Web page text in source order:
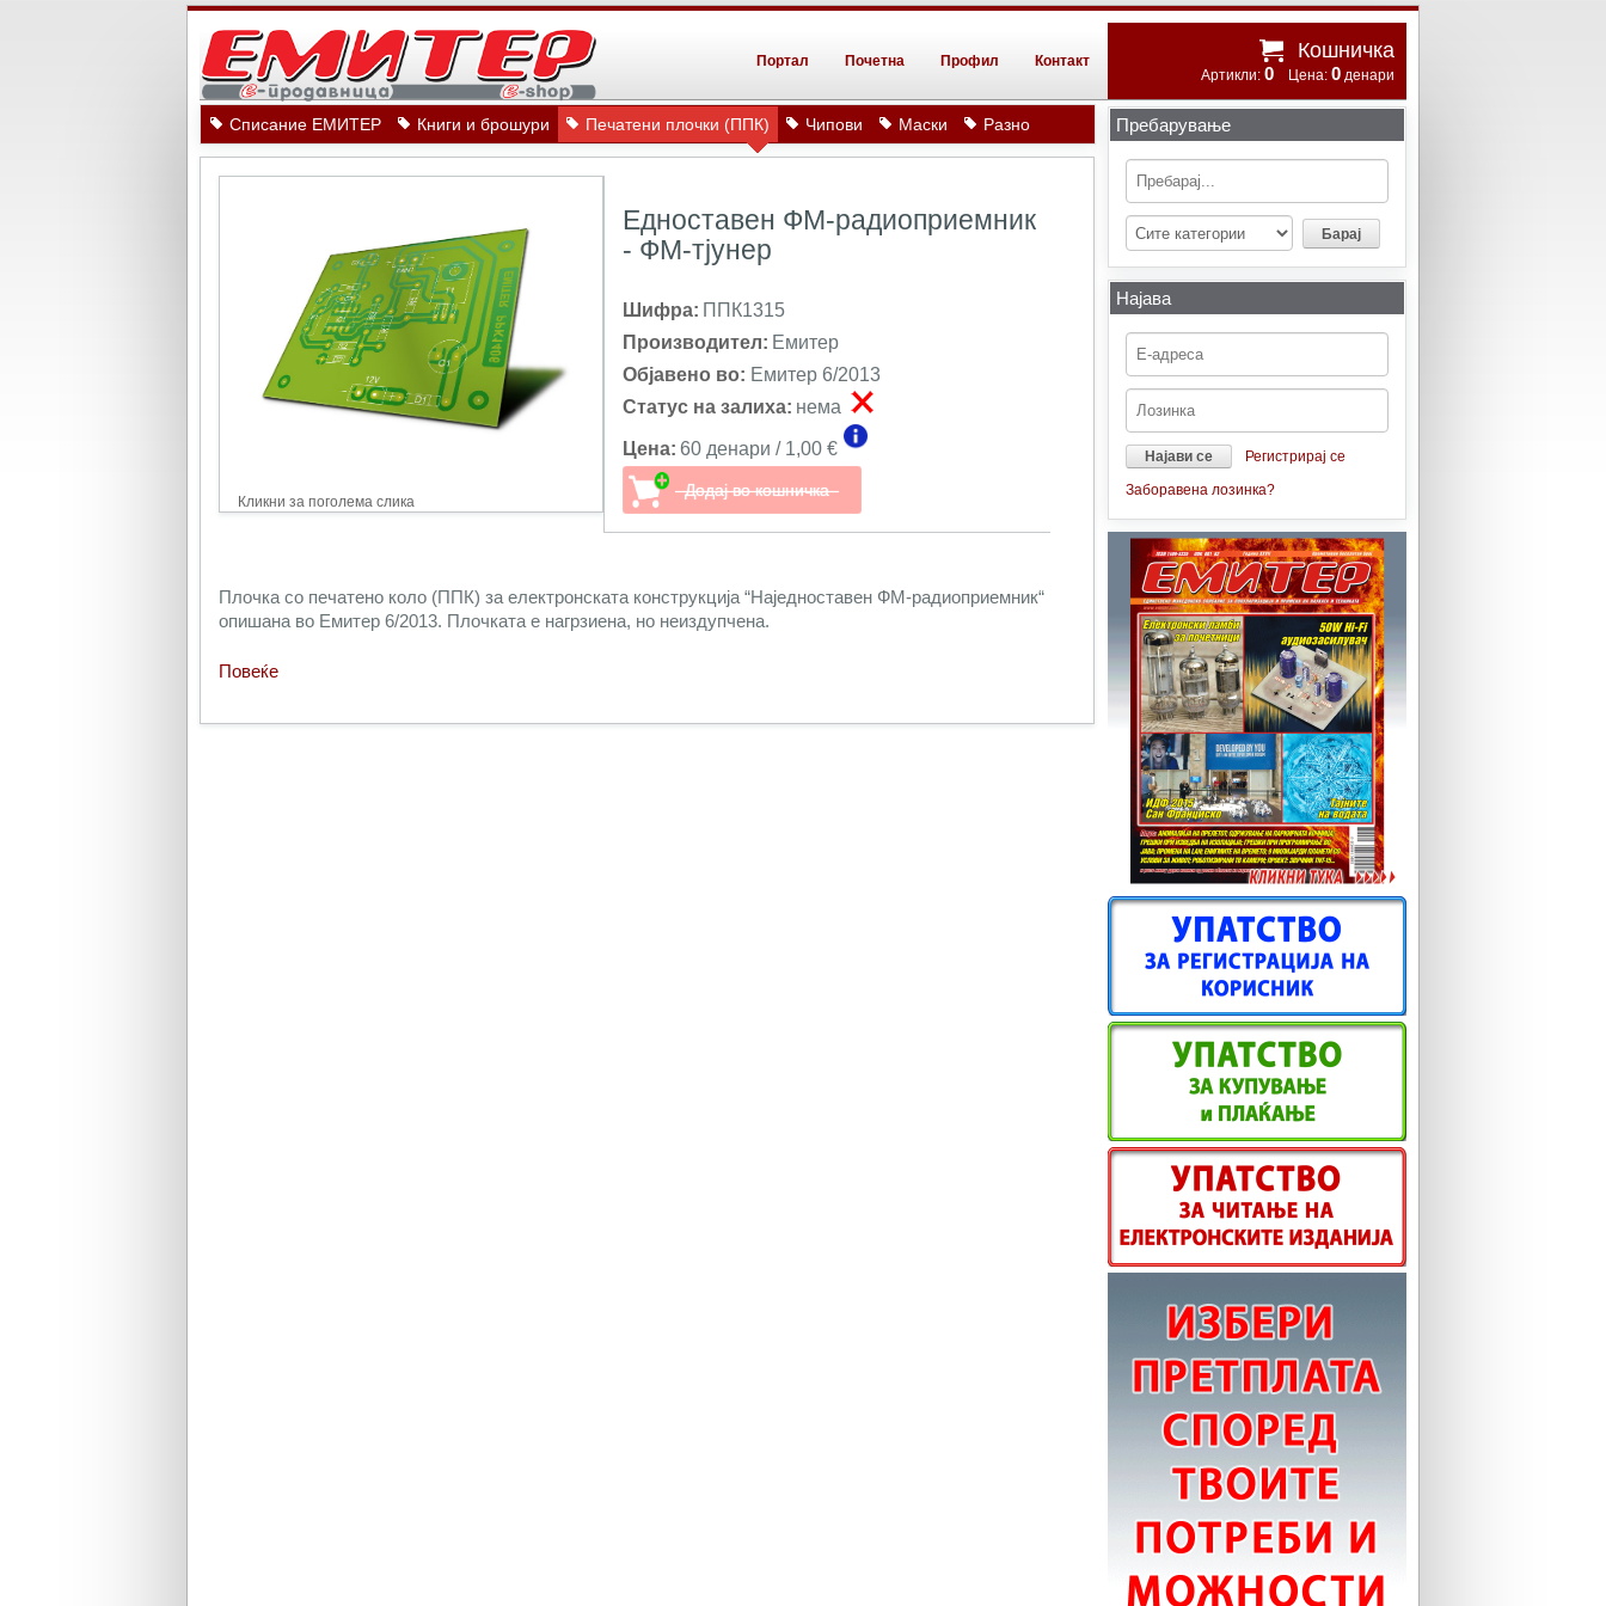
Кошничка
Артикли: 0 Цена: 0 денари
Портал Почетна Профил Контакт
Списание ЕМИТЕР Книги и брошури Печатени плочки (ППК) Чипови Маски Разно
Кликни за поголема слика
Едноставен ФМ-радиоприемник
- ФМ-тјунер
Шифра: ППК1315
Производител: Емитер
Објавено во: Емитер 6/2013
Статус на залиха: нема
Цена: 60 денари / 1,00 €
Плочка со печатено коло (ППК) за електронската конструкција “Наједноставен ФM-радиоприемник“
опишана во Емитер 6/2013. Плочката е нагрзиена, но неиздупчена.
Повеќе
Пребарување
Најава
Регистрирај се
Заборавена лозинка?